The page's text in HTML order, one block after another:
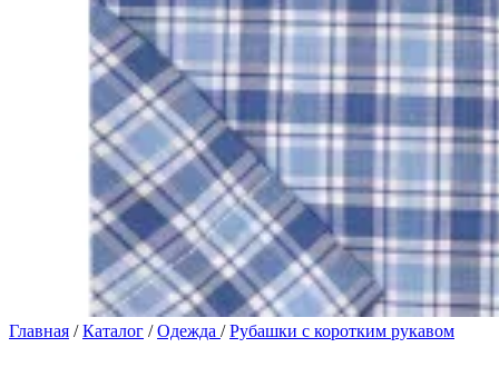
Главная / Каталог / Одежда / Рубашки с коротким рукавом